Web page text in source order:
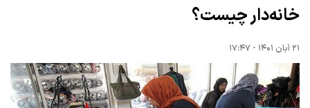
خانه‌دار چیست؟
۲۱ آبان ۱۴۰۱ - ۱۷:۴۷